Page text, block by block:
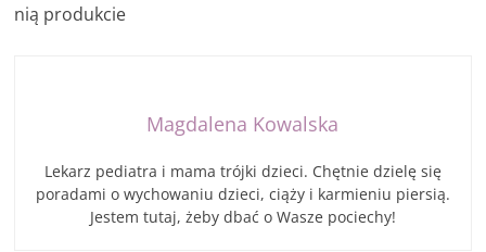
nią produkcie
Magdalena Kowalska
Lekarz pediatra i mama trójki dzieci. Chętnie dzielę się
poradami o wychowaniu dzieci, ciąży i karmieniu piersią.
Jestem tutaj, żeby dbać o Wasze pociechy!